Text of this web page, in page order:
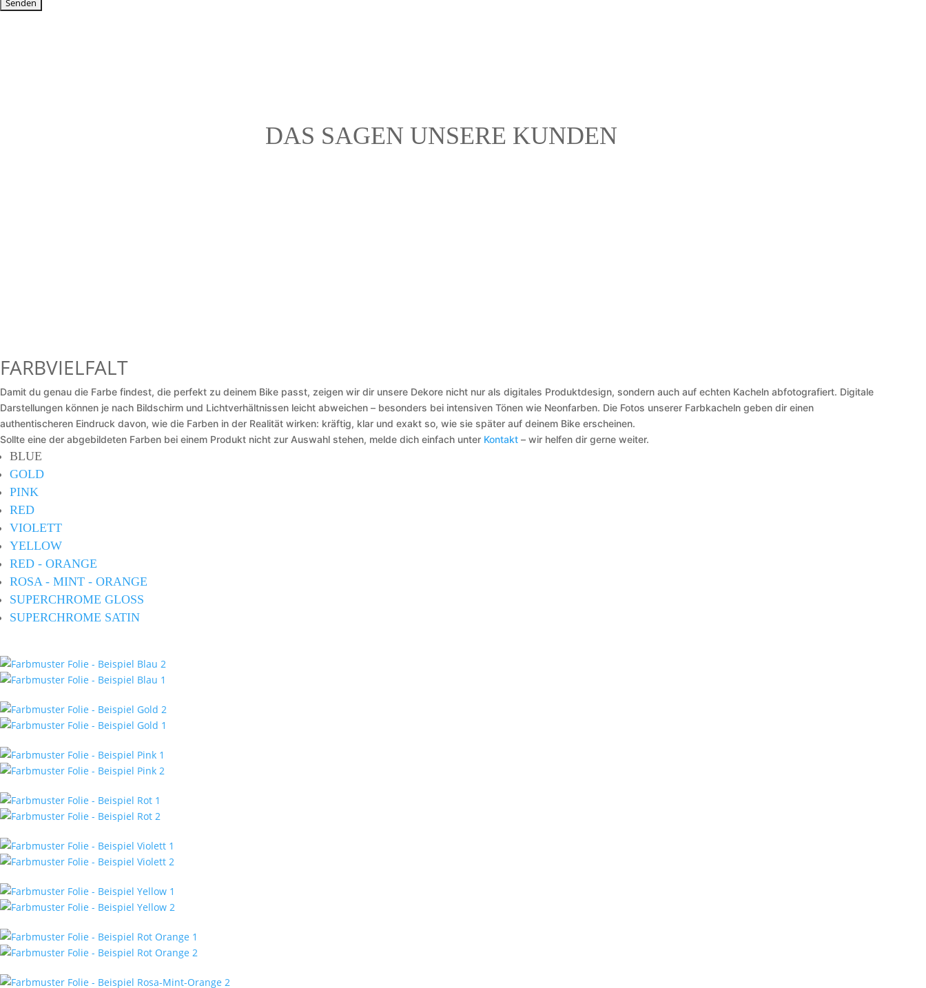
DAS SAGEN UNSERE KUNDEN
FARBVIELFALT
Damit du genau die Farbe findest, die perfekt zu deinem Bike passt, zeigen wir dir unsere Dekore nicht nur als digitales Produktdesign, sondern auch auf echten Kacheln abfotografiert. Digitale
Darstellungen können je nach Bildschirm und Lichtverhältnissen leicht abweichen – besonders bei intensiven Tönen wie Neonfarben. Die Fotos unserer Farbkacheln geben dir einen
authentischeren Eindruck davon, wie die Farben in der Realität wirken: kräftig, klar und exakt so, wie sie später auf deinem Bike erscheinen.
Sollte eine der abgebildeten Farben bei einem Produkt nicht zur Auswahl stehen, melde dich einfach unter Kontakt – wir helfen dir gerne weiter.
BLUE
GOLD
PINK
RED
VIOLETT
YELLOW
RED - ORANGE
ROSA - MINT - ORANGE
SUPERCHROME GLOSS
SUPERCHROME SATIN